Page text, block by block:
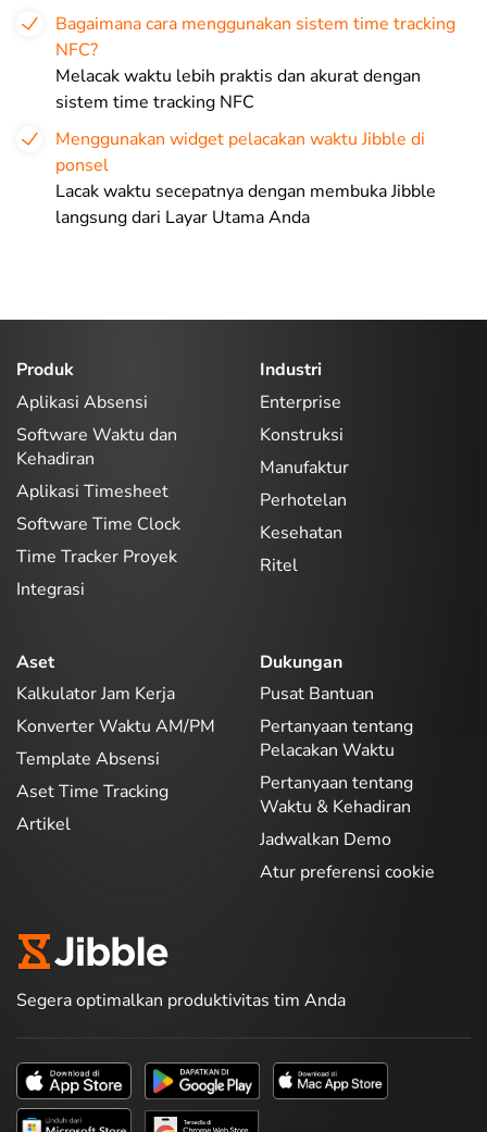
Bagaimana cara menggunakan sistem time tracking
NFC?
Melacak waktu lebih praktis dan akurat dengan
sistem time tracking NFC
Menggunakan widget pelacakan waktu Jibble di
ponsel
Lacak waktu secepatnya dengan membuka Jibble
langsung dari Layar Utama Anda
Produk
Aplikasi Absensi
Software Waktu dan
Kehadiran
Aplikasi Timesheet
Software Time Clock
Time Tracker Proyek
Integrasi
Industri
Enterprise
Konstruksi
Manufaktur
Perhotelan
Kesehatan
Ritel
Aset
Kalkulator Jam Kerja
Konverter Waktu AM/PM
Template Absensi
Aset Time Tracking
Artikel
Dukungan
Pusat Bantuan
Pertanyaan tentang
Pelacakan Waktu
Pertanyaan tentang
Waktu & Kehadiran
Jadwalkan Demo
Atur preferensi cookie
Segera optimalkan produktivitas tim Anda